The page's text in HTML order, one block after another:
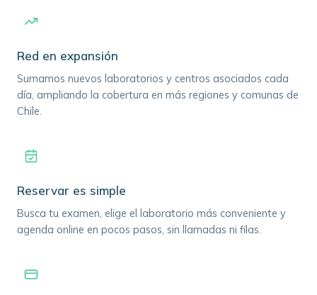
Red en expansión
Sumamos nuevos laboratorios y centros asociados cada
día, ampliando la cobertura en más regiones y comunas de
Chile.
Reservar es simple
Busca tu examen, elige el laboratorio más conveniente y
agenda online en pocos pasos, sin llamadas ni filas.